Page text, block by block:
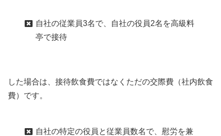
自社の従業員3名で、自社の役員2名を高級料
亭で接待
した場合は、接待飲食費ではなくただの交際費（社内飲食
費）です。
自社の特定の役員と従業員数名で、慰労を兼